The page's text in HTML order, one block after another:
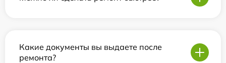
Какие документы вы выдаете после
ремонта?